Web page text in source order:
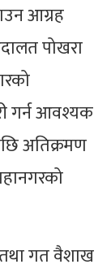
आग्रह
पोखरा
गर्न आवश्यक
अतिक्रमण
गत वैशाख